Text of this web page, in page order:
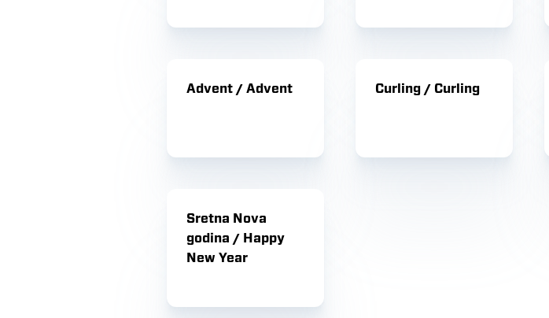
Advent / Advent Curling / Curling
Sretna Nova
godina / Happy
New Year